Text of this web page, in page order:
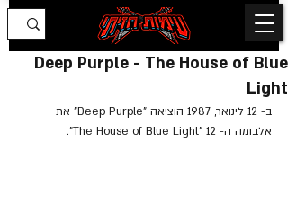
Deep Purple - The House of Blue
Light
ב- 12 לינואר, 1987 הוציאה "Deep Purple" את
אלבומה ה- 12
"
The House of Blue Light
".